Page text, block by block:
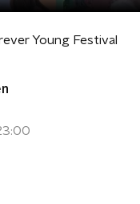
Young Festival